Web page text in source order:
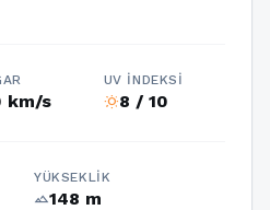
km/s
UV İNDEKSI
wb_sunny8 / 10
YÜKSEKLIK
terrain148 m